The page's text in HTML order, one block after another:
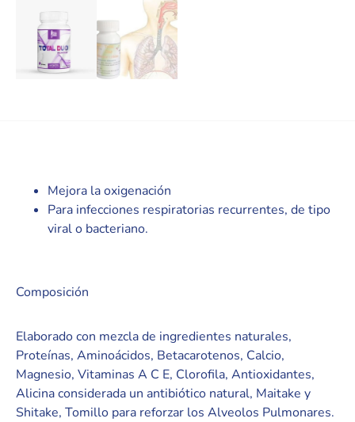
Mejora la oxigenación
Para infecciones respiratorias recurrentes, de tipo
viral o bacteriano.
Composición
Elaborado con mezcla de ingredientes naturales,
Proteínas, Aminoácidos, Betacarotenos, Calcio,
Magnesio, Vitaminas A C E, Clorofila, Antioxidantes,
Alicina considerada un antibiótico natural, Maitake y
Shitake, Tomillo para reforzar los Alveolos Pulmonares.